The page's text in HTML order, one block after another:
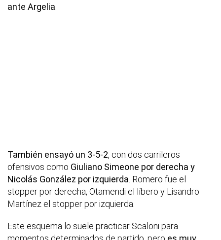
ante Argelia
También ensayó un 3-5-2, con dos carrileros
ofensivos como Giuliano Simeone por derecha y
Nicolás González por izquierda . Romero fue el
stopper por derecha, Otamendi el líbero y Lisandro
Martínez el stopper por izquierda.
Este esquema lo suele practicar Scaloni para